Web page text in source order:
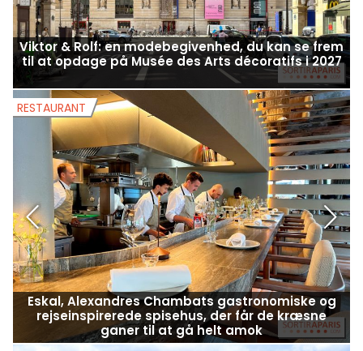
Viktor & Rolf: en modebegivenhed, du kan se frem
til at opdage på Musée des Arts décoratifs i 2027
Eskal, Alexandres Chambats gastronomiske og
rejseinspirerede spisehus, der får de kræsne
ganer til at gå helt amok
RESTAURANT